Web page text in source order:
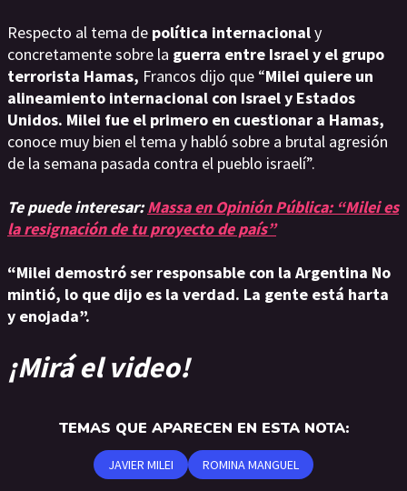
Respecto al tema de política internacionaly
concretamente sobre la guerra entre Israel y el grupo
terrorista Hamas, Francos dijo que “Milei quiere un
alineamiento internacional con Israel y Estados
Unidos. Milei fue el primero en cuestionar a Hamas,
conoce muy bien el tema y habló sobre a brutal agresión
de la semana pasada contra el pueblo israelí”.
Te puede interesar:Massa en Opinión Pública: “Milei es
la resignación de tu proyecto de país”
“Milei demostró ser responsable con la Argentina No
mintió, lo que dijo es la verdad. La gente está harta
y enojada”.
¡Mirá el video!
TEMAS QUE APARECEN EN ESTA NOTA:
JAVIER MILEI ROMINA MANGUEL